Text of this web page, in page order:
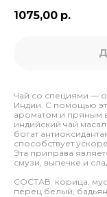
1075,00 р.
Чай со специями —
Индии. С помощью
ароматом и пряным
индийский чай
богат
способствует
Эта приправа
смузи, выпечке и
СОСТАВ: корица,
перец белый,